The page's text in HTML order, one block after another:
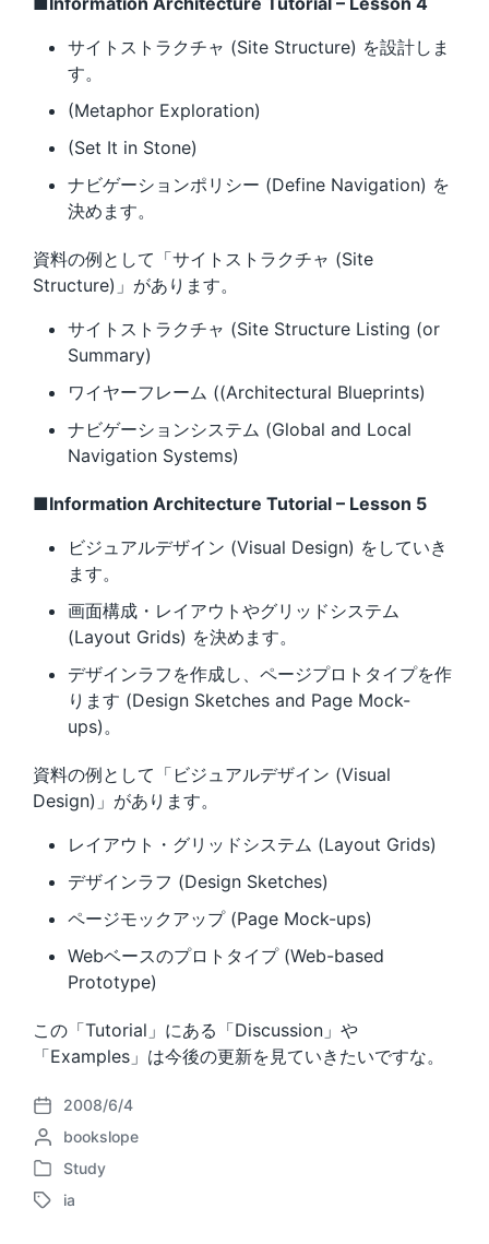
サイトストラクチャ (Site Structure) を設計しま
す。
(Metaphor Exploration)
(Set It in Stone)
ナビゲーションポリシー (Define Navigation) を
決めます。
資料の例として「サイトストラクチャ (Site
Structure)」があります。
サイトストラクチャ (Site Structure Listing (or
Summary)
ワイヤーフレーム ((Architectural Blueprints)
ナビゲーションシステム (Global and Local
Navigation Systems)
■Information Architecture Tutorial – Lesson 5
ビジュアルデザイン (Visual Design) をしていき
ます。
画面構成・レイアウトやグリッドシステム
(Layout Grids) を決めます。
デザインラフを作成し、ページプロトタイプを作
ります (Design Sketches and Page Mock-
ups)。
資料の例として「ビジュアルデザイン (Visual
Design)」があります。
レイアウト・グリッドシステム (Layout Grids)
デザインラフ (Design Sketches)
ページモックアップ (Page Mock-ups)
Webベースのプロトタイプ (Web-based
Prototype)
この「Tutorial」にある「Discussion」や
「Examples」は今後の更新を見ていきたいですな。
P
o
s
d
2008/6/4
P
o
s
t
bookslope
P
o
Study
T
ia